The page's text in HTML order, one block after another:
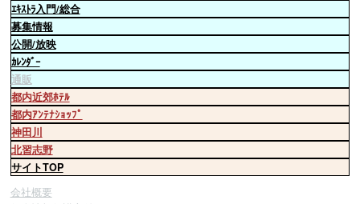
ｴｷｽﾄﾗ入門/総合
募集情報
公開/放映
ｶﾚﾝﾀﾞｰ
通販
都内近郊ﾎﾃﾙ
都内ｱﾝﾃﾅｼｮｯﾌﾟ
神田川
北習志野
サイトTOP
会社概要